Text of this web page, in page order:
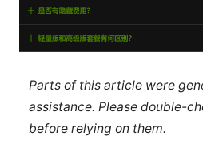
Parts of this article were
assistance. Please double-
before relying on them.